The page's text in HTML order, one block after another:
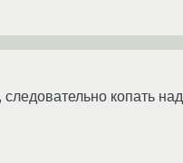
копать